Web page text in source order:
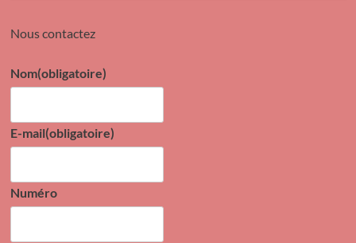
Nous contactez
Nom(obligatoire)
E-mail(obligatoire)
Numéro